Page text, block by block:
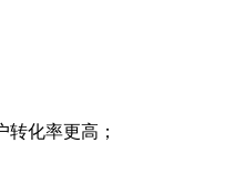
化率更高；